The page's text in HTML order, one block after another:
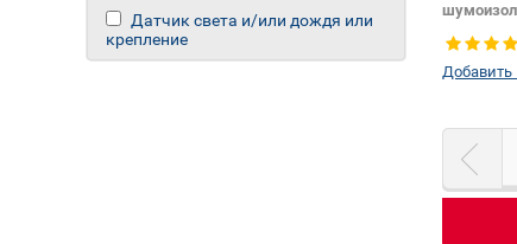
Датчик света и/или дождя или
крепление
зеркала
датчика:
Добавить